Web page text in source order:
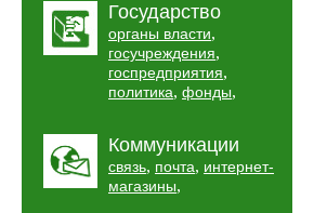
Государство
органы власти,
госучреждения,
госпредприятия,
политика, фонды,
Коммуникации
связь, почта, интернет-
магазины,